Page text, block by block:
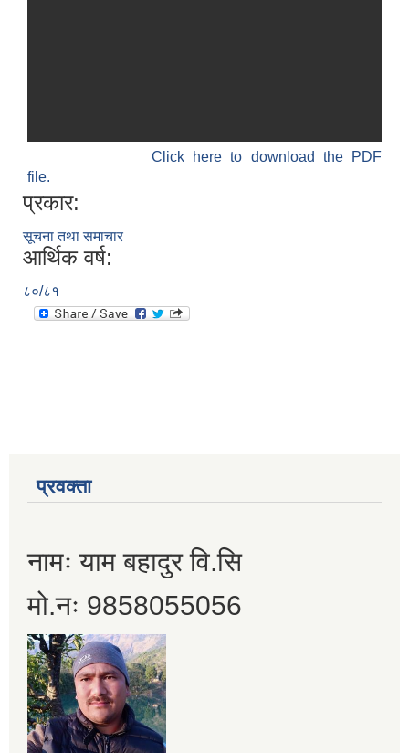
Click here to download the PDF
file.
प्रकार:
सूचना तथा समाचार
आर्थिक वर्ष:
८०/८१
प्रवक्ता
नामः याम बहादुर वि.सि
मो.नः 9858055056